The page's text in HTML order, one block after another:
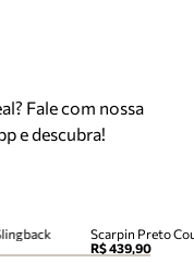
Fale com nossa
e descubra!
Scarpin Preto
R$ 439,90